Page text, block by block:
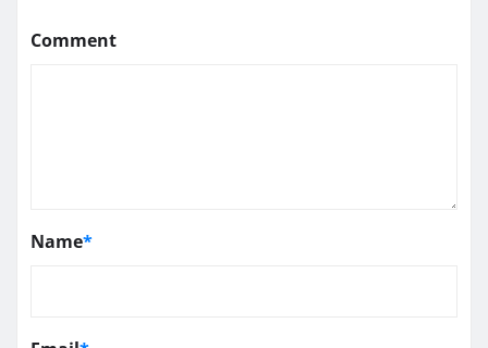
Comment
Name*